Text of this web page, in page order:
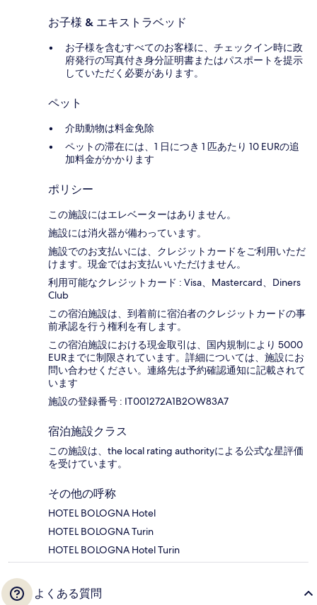
お子様 & エキストラベッド
お子様を含むすべてのお客様に、チェックイン時に政
府発行の写真付き身分証明書またはパスポートを提示
していただく必要があります。
ペット
介助動物は料金免除
ペットの滞在には、1 日につき 1 匹あたり 10 EURの追
加料金がかかります
ポリシー
この施設にはエレベーターはありません。
施設には消火器が備わっています。
施設でのお支払いには、クレジットカードをご利用いただ
けます。現金ではお支払いいただけません。
利用可能なクレジットカード : Visa、Mastercard、Diners
Club
この宿泊施設は、到着前に宿泊者のクレジットカードの事
前承認を行う権利を有します。
この宿泊施設における現金取引は、国内規制により 5000
EURまでに制限されています。詳細については、施設にお
問い合わせください。連絡先は予約確認通知に記載されて
います
施設の登録番号 : IT001272A1B2OW83A7
宿泊施設クラス
この施設は、the local rating authorityによる公式な星評価
を受けています。
その他の呼称
HOTEL BOLOGNA Hotel
HOTEL BOLOGNA Turin
HOTEL BOLOGNA Hotel Turin
よくある質問